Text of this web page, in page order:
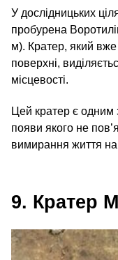
У дослідницьких
пробурена
м). Кратер, який
поверхні,
місцевості.
Цей кратер є одним
появи якого не
вимирання життя на
9. Кратер